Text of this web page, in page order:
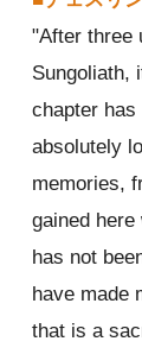
"After three
Sungoliath,
chapter
absolutely
memories,
gained
has not
have made
that is a